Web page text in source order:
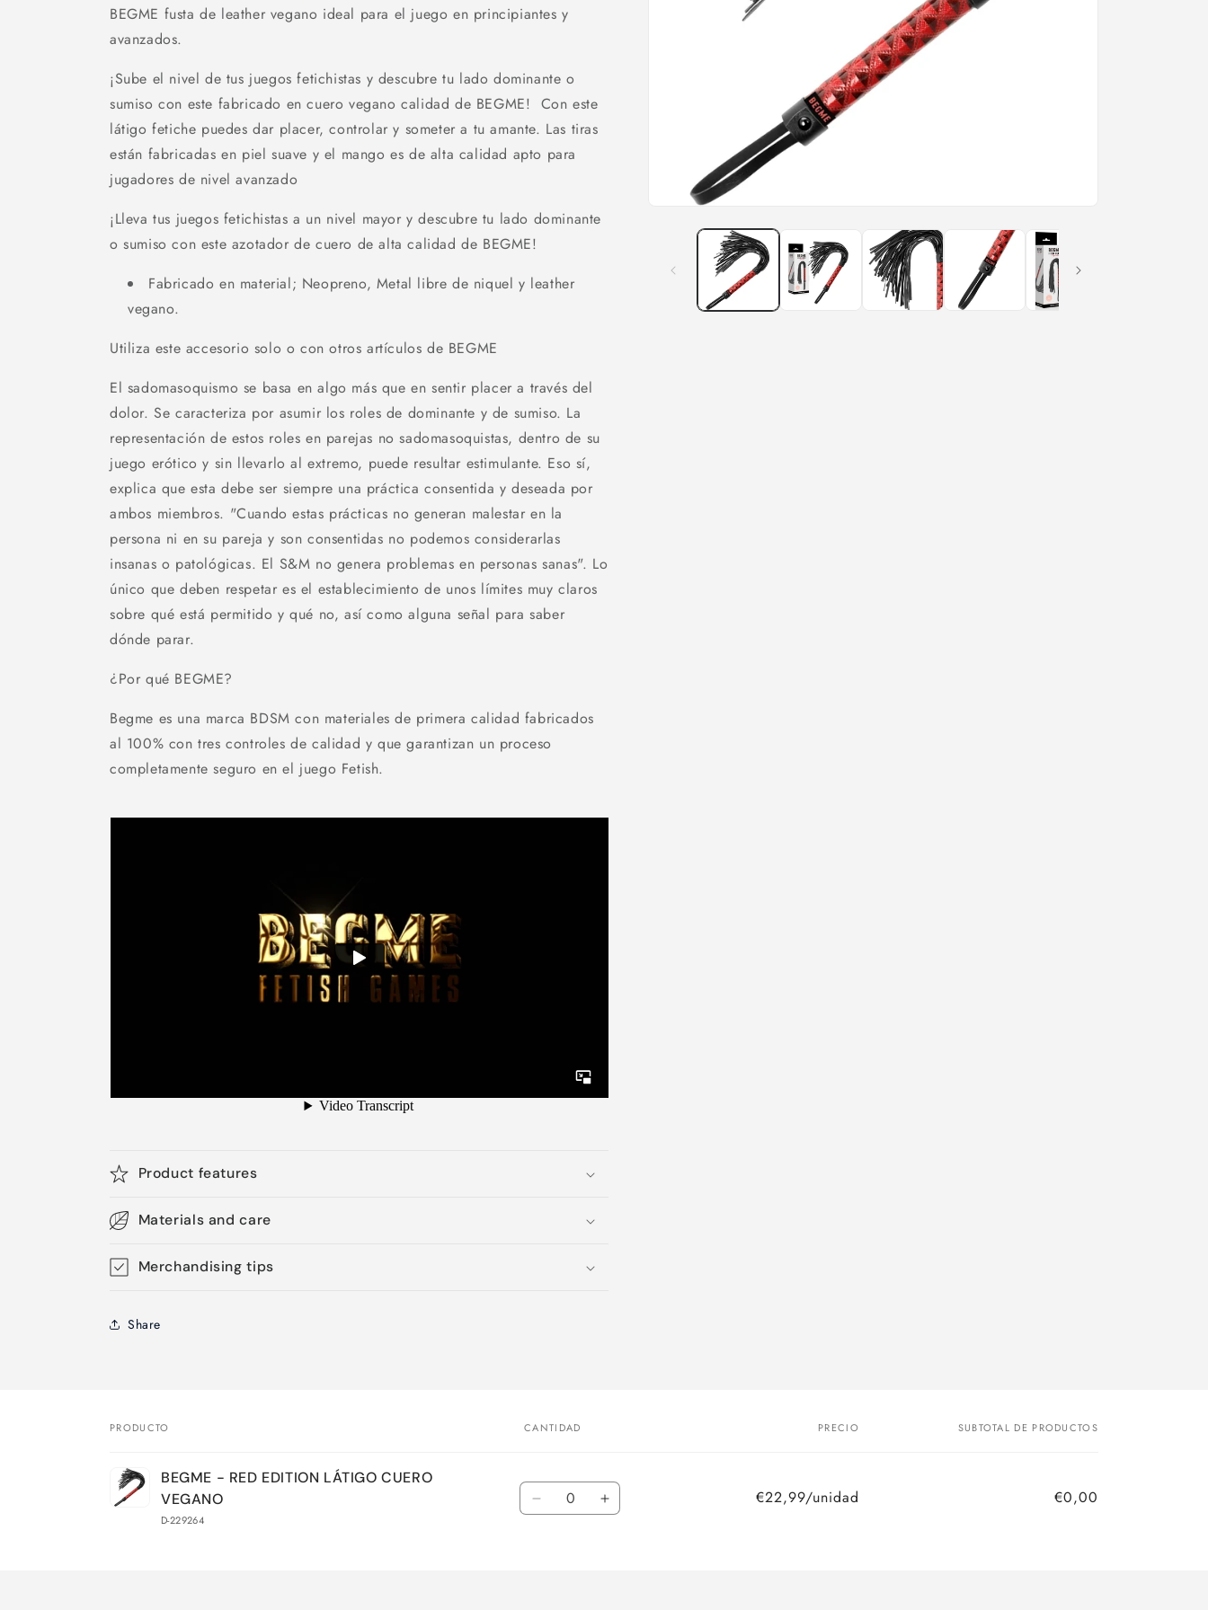
multimedia
BEGME fusta de leather vegano ideal para el juego en principiantes y
avanzados.
¡Sube el nivel de tus juegos fetichistas y descubre tu lado dominante o
sumiso con este fabricado en cuero vegano calidad de BEGME! Con este
látigo fetiche puedes dar placer, controlar y someter a tu amante. Las tiras
están fabricadas en piel suave y el mango es de alta calidad apto para
jugadores de nivel avanzado
¡Lleva tus juegos fetichistas a un nivel mayor y descubre tu lado dominante
o sumiso con este azotador de cuero de alta calidad de BEGME!
Fabricado en material; Neopreno, Metal libre de niquel y leather
vegano.
Utiliza este accesorio solo o con otros artículos de BEGME
El sadomasoquismo se basa en algo más que en sentir placer a través del
dolor. Se caracteriza por asumir los roles de dominante y de sumiso. La
representación de estos roles en parejas no sadomasoquistas, dentro de su
juego erótico y sin llevarlo al extremo, puede resultar estimulante. Eso sí,
explica que esta debe ser siempre una práctica consentida y deseada por
ambos miembros. "Cuando estas prácticas no generan malestar en la
persona ni en su pareja y son consentidas no podemos considerarlas
insanas o patológicas. El S&M no genera problemas en personas sanas". Lo
único que deben respetar es el establecimiento de unos límites muy claros
sobre qué está permitido y qué no, así como alguna señal para saber
dónde parar.
¿Por qué BEGME?
Begme es una marca BDSM con materiales de primera calidad fabricados
al 100% con tres controles de calidad y que garantizan un proceso
completamente seguro en el juego Fetish.
Product features
Materials and care
Merchandising tips
Share
carrito
PRODUCTO CANTIDAD PRECIO SUBTOTAL DE PRODUCTOS
BEGME - RED EDITION LÁTIGO CUERO
VEGANO
D-229264
Cantidad
Reducir
Aumentar
€22,99/unidad €0,00